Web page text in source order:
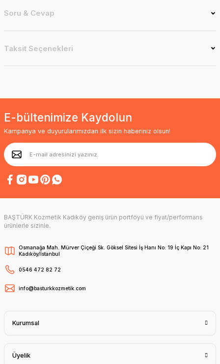
Soru & Cevap
Taksit Seçenekleri
E-bültenimize Kaydolun
Kampanya ve duyurularımızdan ilk sizin haberiniz olsun!
BAŞTÜRK Kozmetik Kadıköy geniş ürün portföyü ve fiyat/performans
ürünlerle sizinle.
Osmanağa Mah. Mürver Çiçeği Sk. Göksel Sitesi İş Hanı No: 19 İç Kapı No: 21
Kadıköy/İstanbul
0546 472 82 72
info@basturkkozmetik.com
Kurumsal
Üyelik